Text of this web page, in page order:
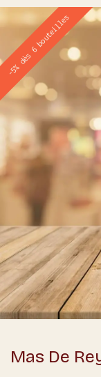
-5% dès 6 bouteilles
Mas De